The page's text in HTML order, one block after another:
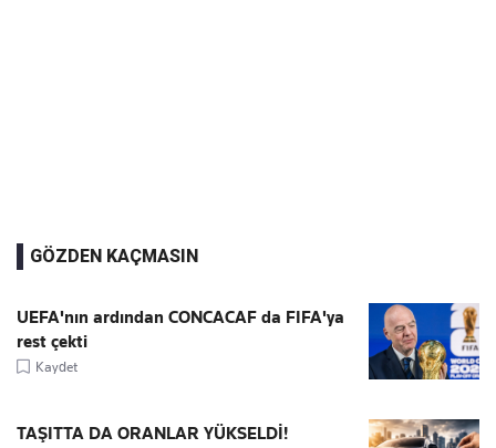
GÖZDEN KAÇMASIN
UEFA'nın ardından CONCACAF da FIFA'ya
rest çekti
Kaydet
TAŞITTA DA ORANLAR YÜKSELDİ!